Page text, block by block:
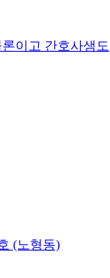
이고 간호사샘도
(노형동)